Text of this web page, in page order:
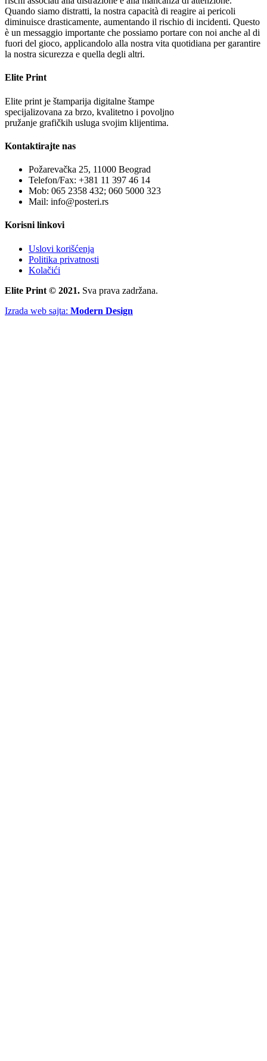
Quando siamo distratti, la nostra capacità di reagire ai pericoli
diminuisce drasticamente, aumentando il rischio di incidenti. Questo
è un messaggio importante che possiamo portare con noi anche al di
fuori del gioco, applicandolo alla nostra vita quotidiana per garantire
la nostra sicurezza e quella degli altri.
Elite Print
Elite print je štamparija digitalne štampe
specijalizovana za brzo, kvalitetno i povoljno
pružanje grafičkih usluga svojim klijentima.
Kontaktirajte nas
Požarevačka 25, 11000 Beograd
Telefon/Fax: +381 11 397 46 14
Mob: 065 2358 432; 060 5000 323
Mail: info@posteri.rs
Korisni linkovi
Uslovi korišćenja
Politika privatnosti
Kolačići
Elite Print © 2021. Sva prava zadržana.
Izrada web sajta: Modern Design